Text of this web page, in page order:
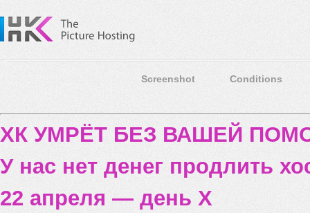
Screenshot Conditions
ХК УМРЁТ БЕЗ ВАШЕЙ
У нас нет денег продлить
22 апреля — день X